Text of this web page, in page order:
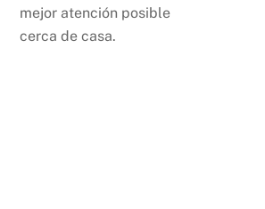
mejor atención posible
cerca de casa.